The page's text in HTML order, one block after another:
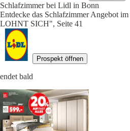
Schlafzimmer bei Lidl in Bonn
Entdecke das Schlafzimmer Angebot
LOHNT SICH", Seite 41
Prospekt öffnen
endet bald